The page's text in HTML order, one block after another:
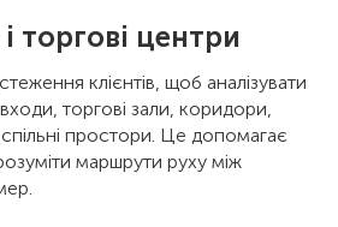
торгові центри
клієнтів, щоб аналізувати
торгові зали, коридори,
простори. Це допомагає
маршрути руху між